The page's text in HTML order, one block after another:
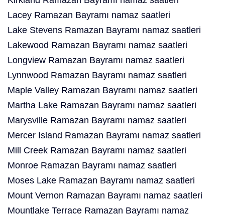
Lacey Ramazan Bayramı namaz saatleri
Lake Stevens Ramazan Bayramı namaz saatleri
Lakewood Ramazan Bayramı namaz saatleri
Longview Ramazan Bayramı namaz saatleri
Lynnwood Ramazan Bayramı namaz saatleri
Maple Valley Ramazan Bayramı namaz saatleri
Martha Lake Ramazan Bayramı namaz saatleri
Marysville Ramazan Bayramı namaz saatleri
Mercer Island Ramazan Bayramı namaz saatleri
Mill Creek Ramazan Bayramı namaz saatleri
Monroe Ramazan Bayramı namaz saatleri
Moses Lake Ramazan Bayramı namaz saatleri
Mount Vernon Ramazan Bayramı namaz saatleri
Mountlake Terrace Ramazan Bayramı namaz